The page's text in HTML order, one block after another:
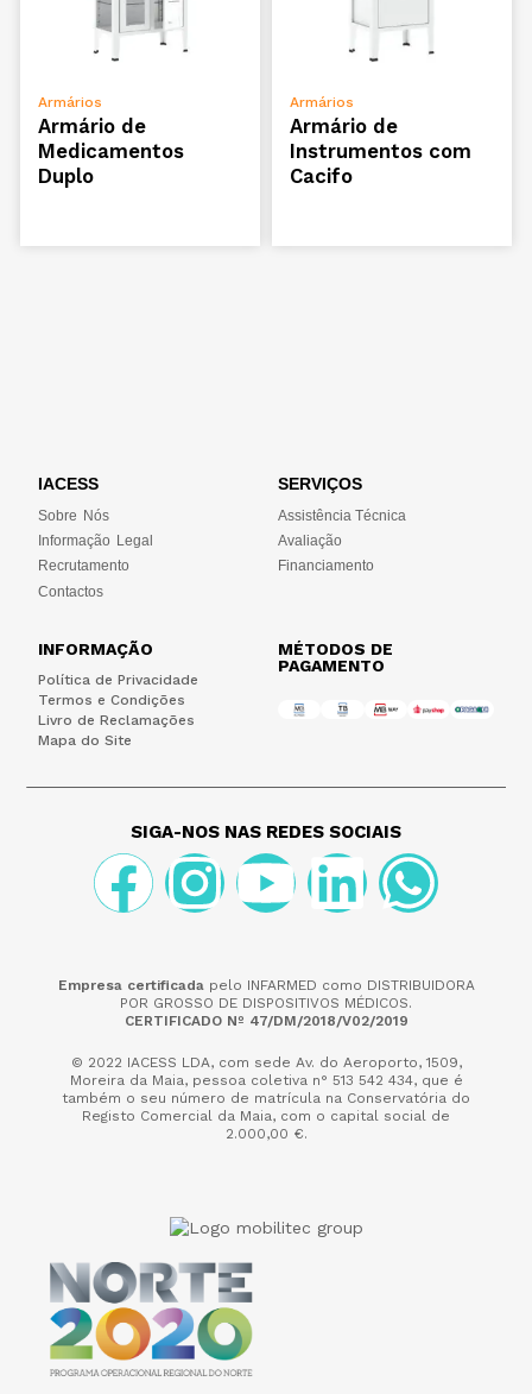
Armários
Armário de
Medicamentos
Duplo
Armários
Armário de
Instrumentos com
Cacifo
IACESS
Sobre Nós
Informação Legal
Recrutamento
Contactos
SERVIÇOS
Assistência Técnica
Avaliação
Financiamento
INFORMAÇÃO
Política de Privacidade
Termos e Condições
Livro de Reclamações
Mapa do Site
MÉTODOS DE
PAGAMENTO
SIGA-NOS NAS REDES SOCIAIS
Empresa certificadapelo INFARMED como DISTRIBUIDORA
POR GROSSO DE DISPOSITIVOS MÉDICOS.
CERTIFICADO Nº 47/DM/2018/V02/2019
© 2022 IACESS LDA, com sede Av. do Aeroporto, 1509,
Moreira da Maia, pessoa coletiva n° 513 542 434, que é
também o seu número de matrícula na Conservatória do
Registo Comercial da Maia, com o capital social de
2.000,00 €.